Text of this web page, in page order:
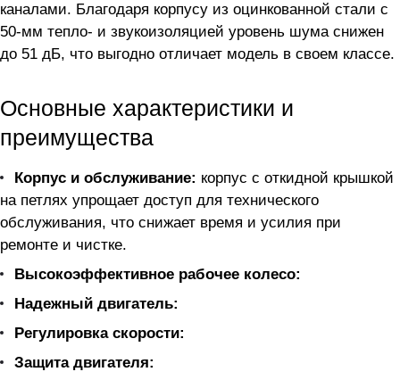
каналами. Благодаря корпусу из оцинкованной стали с
50-мм тепло- и звукоизоляцией уровень шума снижен
до 51 дБ, что выгодно отличает модель в своем классе.
Основные характеристики и
преимущества
Корпус и обслуживание: корпус с откидной крышкой
на петлях упрощает доступ для технического
обслуживания, что снижает время и усилия при
ремонте и чистке.
Высокоэффективное рабочее колесо:
Надежный двигатель:
Регулировка скорости:
Защита двигателя: